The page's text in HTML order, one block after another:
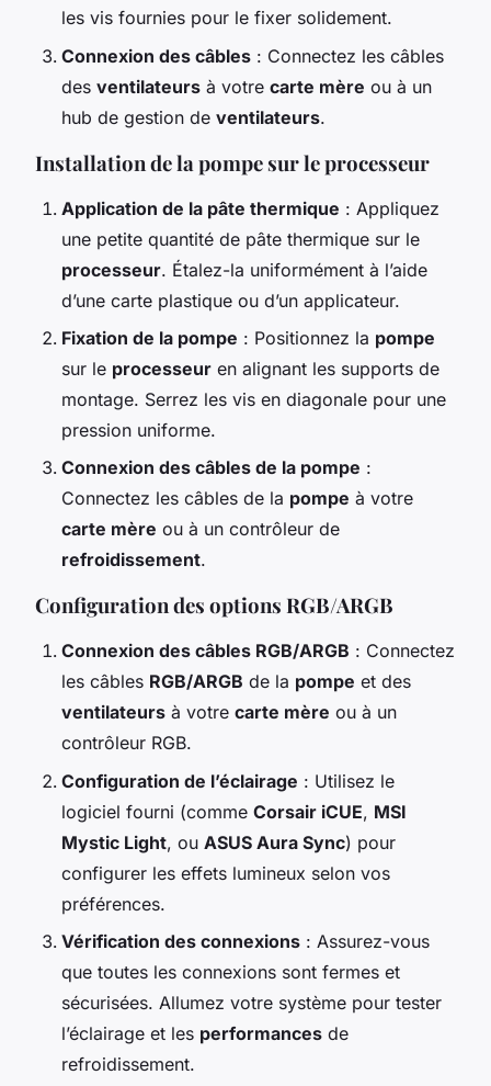
les vis fournies pour le fixer solidement.
Connexion des câbles : Connectez les câbles
des ventilateurs à votre carte mère ou à un
hub de gestion de ventilateurs.
Installation de la pompe sur le processeur
Application de la pâte thermique : Appliquez
une petite quantité de pâte thermique sur le
processeur. Étalez-la uniformément à l’aide
d’une carte plastique ou d’un applicateur.
Fixation de la pompe : Positionnez la pompe
sur le processeur en alignant les supports de
montage. Serrez les vis en diagonale pour une
pression uniforme.
Connexion des câbles de la pompe :
Connectez les câbles de la pompe à votre
carte mère ou à un contrôleur de
refroidissement.
Configuration des options RGB/ARGB
Connexion des câbles RGB/ARGB : Connectez
les câbles RGB/ARGB de la pompe et des
ventilateurs à votre carte mère ou à un
contrôleur RGB.
Configuration de l’éclairage : Utilisez le
logiciel fourni (comme Corsair iCUE, MSI
Mystic Light, ou ASUS Aura Sync) pour
configurer les effets lumineux selon vos
préférences.
Vérification des connexions : Assurez-vous
que toutes les connexions sont fermes et
sécurisées. Allumez votre système pour tester
l’éclairage et les performances de
refroidissement.